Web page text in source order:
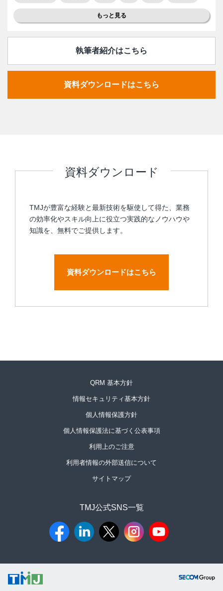
もっと見る
執筆者紹介はこちら
資料ダウンロードはこちら
資料ダウンロード
TMJが豊富な経験と最新技術を駆使して得た、業務
の効率化やスキル向上に役立つ実践的なノウハウや
知識を、無料でご提供します。
資料ダウンロードはこちら
QRM 基本方針
情報セキュリティ基本方針
個人情報保護方針
個人情報保護法に基づく公表事項
利用上のご注意
利用者情報の外部送信について
サイトマップ
TMJ公式SNS一覧​